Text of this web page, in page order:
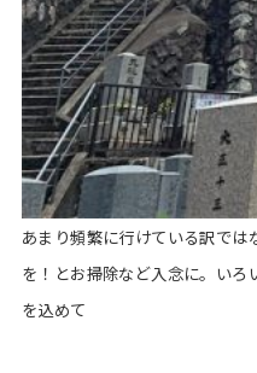
あまり頻繁に行けている訳では
を！とお掃除など入念に。い
を込めて